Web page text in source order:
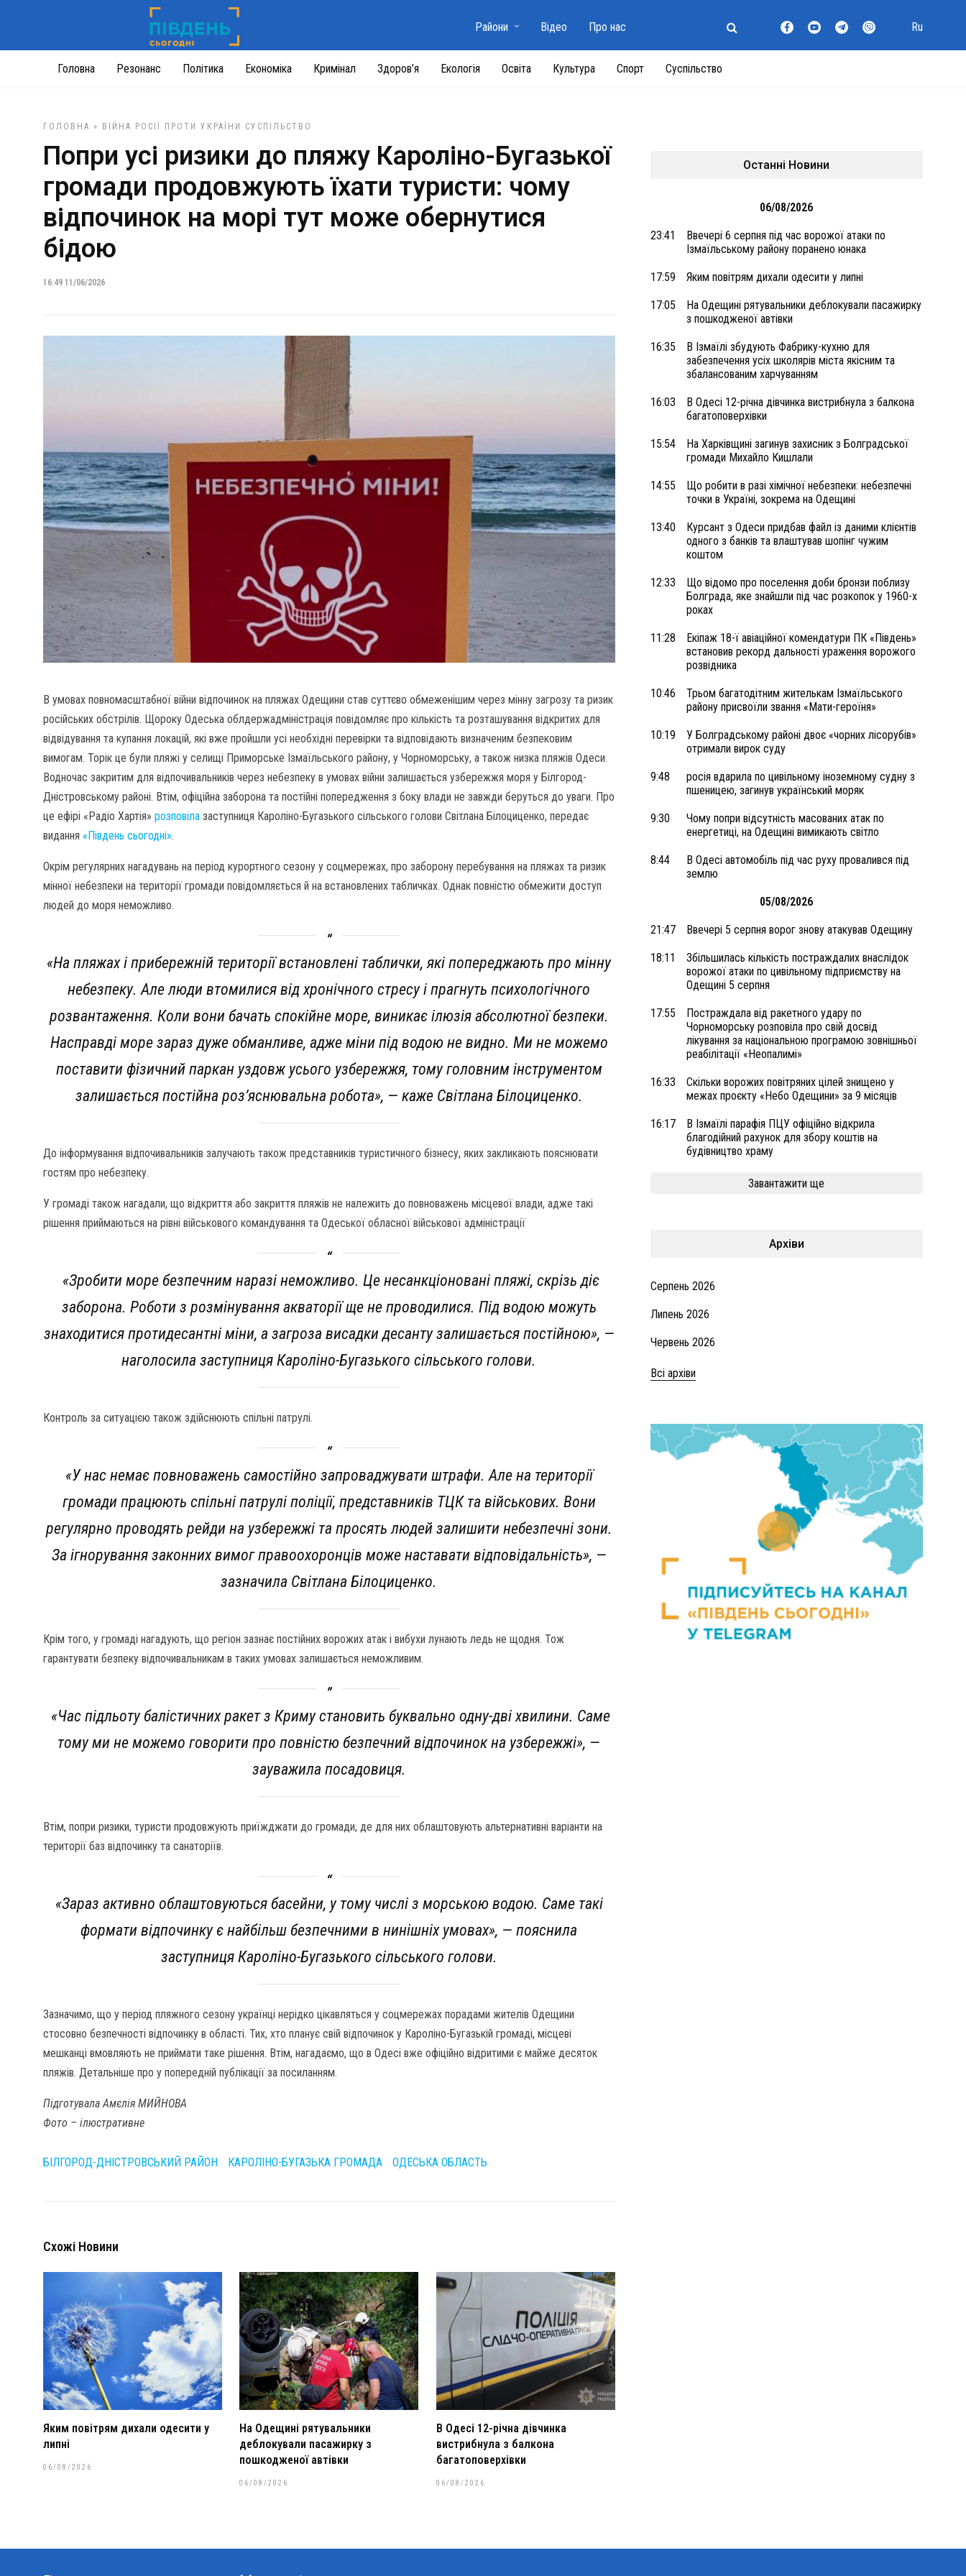
Головна Резонанс Політика Економіка Кримінал Здоров’я Екологія Освіта Культура Спорт Суспільство
Райони Відео Про нас Ru
ГОЛОВНА » ВІЙНА РОСІЇ ПРОТИ УКРАЇНИ СУСПІЛЬСТВО
Попри усі ризики до пляжу Кароліно-Бугазької
громади продовжують їхати туристи: чому
відпочинок на морі тут може обернутися
бідою
16:49 11/06/2026
В умовах повномасштабної війни відпочинок на пляжах Одещини став суттєво обмеженішим через мінну загрозу та ризик
російських обстрілів. Щороку Одеська облдержадміністрація повідомляє про кількість та розташування відкритих для
відвідування та купання локацій, які вже пройшли усі необхідні перевірки та відповідають визначеним безпековим
вимогам. Торік це були пляжі у селищі Приморське Ізмаїльського району, у Чорноморську, а також низка пляжів Одеси.
Водночас закритим для відпочивальників через небезпеку в умовах війни залишається узбережжя моря у Білгород-
Дністровському районі. Втім, офіційна заборона та постійні попередження з боку влади не завжди беруться до уваги. Про
це ефірі «Радіо Хартія» розповіла заступниця Кароліно-Бугазького сільського голови Світлана Білоциценко, передає
видання «Південь сьогодні».
Окрім регулярних нагадувань на період курортного сезону у соцмережах, про заборону перебування на пляжах та ризик
мінної небезпеки на території громади повідомляється й на встановлених табличках. Однак повністю обмежити доступ
людей до моря неможливо.
«На пляжах і прибережній території встановлені таблички, які попереджають про мінну
небезпеку. Але люди втомилися від хронічного стресу і прагнуть психологічного
розвантаження. Коли вони бачать спокійне море, виникає ілюзія абсолютної безпеки.
Насправді море зараз дуже обманливе, адже міни під водою не видно. Ми не можемо
поставити фізичний паркан уздовж усього узбережжя, тому головним інструментом
залишається постійна роз’яснювальна робота», — каже Світлана Білоциценко.
До інформування відпочивальників залучають також представників туристичного бізнесу, яких закликають пояснювати
гостям про небезпеку.
У громаді також нагадали, що відкриття або закриття пляжів не належить до повноважень місцевої влади, адже такі
рішення приймаються на рівні військового командування та Одеської обласної військової адміністрації
«Зробити море безпечним наразі неможливо. Це несанкціоновані пляжі, скрізь діє
заборона. Роботи з розмінування акваторії ще не проводилися. Під водою можуть
знаходитися протидесантні міни, а загроза висадки десанту залишається постійною», —
наголосила заступниця Кароліно-Бугазького сільського голови.
Контроль за ситуацією також здійснюють спільні патрулі.
«У нас немає повноважень самостійно запроваджувати штрафи. Але на території
громади працюють спільні патрулі поліції, представників ТЦК та військових. Вони
регулярно проводять рейди на узбережжі та просять людей залишити небезпечні зони.
За ігнорування законних вимог правоохоронців може наставати відповідальність», —
зазначила Світлана Білоциценко.
Крім того, у громаді нагадують, що регіон зазнає постійних ворожих атак і вибухи лунають ледь не щодня. Тож
гарантувати безпеку відпочивальникам в таких умовах залишається неможливим.
«Час підльоту балістичних ракет з Криму становить буквально одну-дві хвилини. Саме
тому ми не можемо говорити про повністю безпечний відпочинок на узбережжі», —
зауважила посадовиця.
Втім, попри ризики, туристи продовжують приїжджати до громади, де для них облаштовують альтернативні варіанти на
території баз відпочинку та санаторіїв.
«Зараз активно облаштовуються басейни, у тому числі з морською водою. Саме такі
формати відпочинку є найбільш безпечними в нинішніх умовах», — пояснила
заступниця Кароліно-Бугазького сільського голови.
Зазначимо, що у період пляжного сезону українці нерідко цікавляться у соцмережах порадами жителів Одещини
стосовно безпечності відпочинку в області. Тих, хто планує свій відпочинок у Кароліно-Бугазькій громаді, місцеві
мешканці вмовляють не приймати таке рішення. Втім, нагадаємо, що в Одесі вже офіційно відритими є майже десяток
пляжів. Детальніше про у попередній публікації за посиланням.
Підготувала Амєлія МИЙНОВА
Фото – ілюстративне
БІЛГОРОД-ДНІСТРОВСЬКИЙ РАЙОН КАРОЛІНО-БУГАЗЬКА ГРОМАДА ОДЕСЬКА ОБЛАСТЬ
Схожі Новини
Яким повітрям дихали одесити у
липні
06/08/2026
На Одещині рятувальники
деблокували пасажирку з
пошкодженої автівки
06/08/2026
В Одесі 12-річна дівчинка
вистрибнула з балкона
багатоповерхівки
06/08/2026
Останні Новини
06/08/2026
23:41
Ввечері 6 серпня під час ворожої атаки по
Ізмаїльському району поранено юнака
17:59 Яким повітрям дихали одесити у липні
17:05
На Одещині рятувальники деблокували пасажирку
з пошкодженої автівки
16:35
В Ізмаїлі збудують Фабрику-кухню для
забезпечення усіх школярів міста якісним та
збалансованим харчуванням
16:03
В Одесі 12-річна дівчинка вистрибнула з балкона
багатоповерхівки
15:54
На Харківщині загинув захисник з Болградської
громади Михайло Кишлали
14:55
Що робити в разі хімічної небезпеки: небезпечні
точки в Україні, зокрема на Одещині
13:40
Курсант з Одеси придбав файл із даними клієнтів
одного з банків та влаштував шопінг чужим
коштом
12:33
Що відомо про поселення доби бронзи поблизу
Болграда, яке знайшли під час розкопок у 1960-х
роках
11:28
Екіпаж 18-ї авіаційної комендатури ПК «Південь»
встановив рекорд дальності ураження ворожого
розвідника
10:46
Трьом багатодітним жителькам Ізмаїльського
району присвоїли звання «Мати-героїня»
10:19
У Болградському районі двоє «чорних лісорубів»
отримали вирок суду
9:48
росія вдарила по цивільному іноземному судну з
пшеницею, загинув український моряк
9:30
Чому попри відсутність масованих атак по
енергетиці, на Одещині вимикають світло
8:44
В Одесі автомобіль під час руху провалився під
землю
05/08/2026
21:47 Ввечері 5 серпня ворог знову атакував Одещину
18:11
Збільшилась кількість постраждалих внаслідок
ворожої атаки по цивільному підприємству на
Одещині 5 серпня
17:55
Постраждала від ракетного удару по
Чорноморську розповіла про свій досвід
лікування за національною програмою зовнішньої
реабілітації «Неопалимі»
16:33
Скільки ворожих повітряних цілей знищено у
межах проєкту «Небо Одещини» за 9 місяців
16:17
В Ізмаїлі парафія ПЦУ офіційно відкрила
благодійний рахунок для збору коштів на
будівництво храму
Завантажити ще
Архіви
Серпень 2026
Липень 2026
Червень 2026
Всі архіви